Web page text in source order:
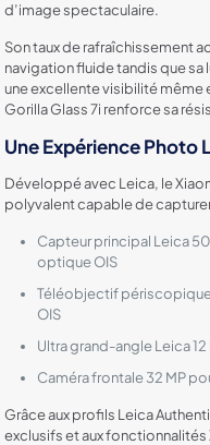
d’image spectaculaire.
Son taux de rafraîchissement
navigation fluide tandis que
une excellente visibilité même
Gorilla Glass 7i renforce sa
Une Expérience Photo
Développé avec Leica, le
polyvalent capable de
Capteur principal Leica
optique OIS
Téléobjectif
OIS
Ultra grand-angle Leica
Caméra frontale 32 MP
Grâce aux profils Leica
exclusifs et aux